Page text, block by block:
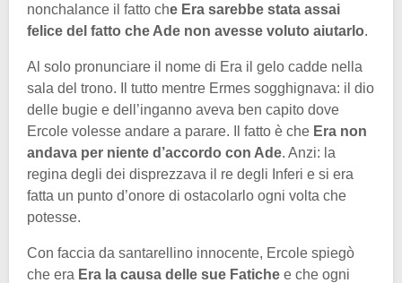
nonchalance il fatto che Era sarebbe stata assai
felice del fatto che Ade non avesse voluto aiutarlo.
Al solo pronunciare il nome di Era il gelo cadde nella
sala del trono. Il tutto mentre Ermes sogghignava: il dio
delle bugie e dell’inganno aveva ben capito dove
Ercole volesse andare a parare. Il fatto è che Era non
andava per niente d’accordo con Ade. Anzi: la
regina degli dei disprezzava il re degli Inferi e si era
fatta un punto d’onore di ostacolarlo ogni volta che
potesse.
Con faccia da santarellino innocente, Ercole spiegò
che era Era la causa delle sue Fatiche e che ogni